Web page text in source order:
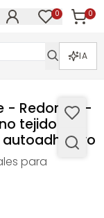
0 0
IA
- Redondo -
tejido - Ø
para